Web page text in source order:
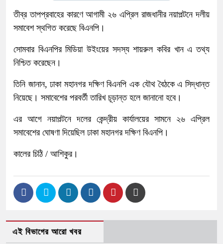
তীব্র তাপপ্রবাহের কারণে আগামী ২৬ এপ্রিল রাজধানীর নয়াপল্টনে দলীয়
সমাবেশ স্থগিত করেছে বিএনপি।
সোমবার বিএনপির মিডিয়া উইংয়ের সদস্য শায়রুল কবির খান এ তথ্য
নিশ্চিত করেছেন।
তিনি জানান, ঢাকা মহানগর দক্ষিণ বিএনপি এক যৌথ বৈঠকে এ সিদ্ধান্ত
নিয়েছে। সমাবেশের পরবর্তী তারিখ চূড়ান্ত হলে জানানো হবে।
এর আগে নয়াপল্টনে দলের কেন্দ্রীয় কার্যালয়ের সামনে ২৬ এপ্রিল
সমাবেশের ঘোষণা দিয়েছিল ঢাকা মহানগর দক্ষিণ বিএনপি।
কালের চিঠি / আশিকুর।
এই বিভাগের আরো খবর